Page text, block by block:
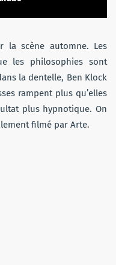
la scène automne. Les
les philosophies sont
la dentelle, Ben Klock
rampent plus qu’elles
plus hypnotique. On
filmé par Arte.